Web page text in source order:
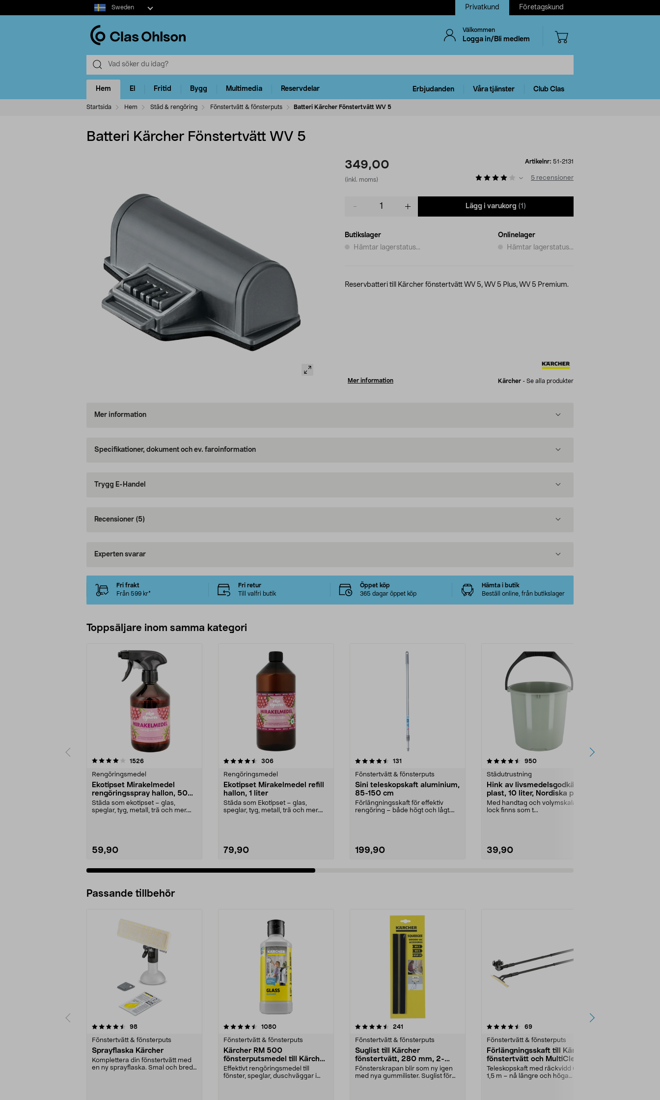
Select
market
Sweden Privatkund Företagskund
Välkommen
Logga in/Bli medlem
Hem El Fritid Bygg Multimedia Reservdelar Erbjudanden Våra tjänster Club Clas
Startsida Hem Städ & rengöring Fönstertvätt & fönsterputs Batteri Kärcher Fönstertvätt WV 5
Batteri Kärcher Fönstertvätt WV 5
349,00
(inkl. moms)
Artikelnr: 51-2131
5 recensioner
Lägg i varukorg (1)
Butikslager
Hämtar lagerstatus...
Onlinelager
Hämtar lagerstatus...
Reservbatteri till Kärcher fönstertvätt WV 5, WV 5 Plus, WV 5 Premium.
Mer information Kärcher - Se alla produkter
Mer information
Specifikationer, dokument och ev. faroinformation
Trygg E-Handel
Recensioner (5)
Experten svarar
Fri frakt
Från 599 kr*
Fri retur
Till valfri butik
Öppet köp
365 dagar öppet köp
Hämta i butik
Beställ online, från butikslager
Toppsäljare inom samma kategori
1526recensioner
Rengöringsmedel
Ekotipset Mirakelmedel
rengöringsspray hallon, 500
ml
Städa som ekotipset – glas,
speglar, tyg, metall, trä och mer.
59,90
4.5 av 5 stjärnor 306recensioner
Rengöringsmedel
Ekotipset Mirakelmedel refill
hallon, 1 liter
Städa som Ekotipset – glas,
speglar, tyg, metall, trä och mer.
79,90
4.5 av 5 stjärnor 131
Fönstertvätt & fönsterputs
Sini teleskopskaft aluminium,
85-150 cm
Förlängningsskaft för effektiv
rengöring – både högt och lågt.
199,90
4.5 av 5 stjärnor 950recensioner
Städutrustning
Hink av livsmedelsgodkänd
plast, 10 liter, Nordiska plast
Med handtag och volymskala –
lock finns som t...
39,90
4.5 av 5 stjärnor
Passande tillbehör
98recensioner
Fönstertvätt & fönsterputs
Sprayflaska Kärcher
Komplettera din fönstertvätt med
en ny sprayflaska. Smal och bred
4.5av 5 stjärnor 1080recensioner
Fönstertvätt & fönsterputs
Kärcher RM 500
fönsterputsmedel till Kärcher
fönstertvätt
Effektivt rengöringsmedel till
fönster, speglar, duschväggar i
4.5av 5 stjärnor 241
Fönstertvätt & fönsterputs
Suglist till Kärcher
fönstertvätt, 280 mm, 2-
pack
Fönsterskrapan blir som ny igen
med nya gummilister. Suglist för
4.5av 5 stjärnor 69recensioner
Fönstertvätt & fönsterputs
Förlängningsskaft till Kärcher
fönstertvätt och MultiCleaner
Teleskopskaft med räckvidd 0,6 till
1,5 m – nå längre och höga
4.5av 5 stjärnor